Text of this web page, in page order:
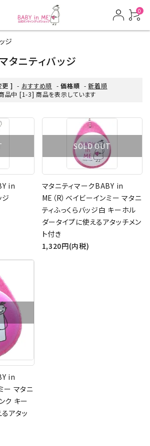
0
ジ
マタニティバッジ
更 ] - おすすめ順 -価格順 -新着順
品中 [1-3] 商品を表示しています
in
ジ
SOLD OUT
マタニティマークBABY in
ME（R）ベイビーインミー マタニ
ティふっくらバッジ白 キーホル
ダータイプに使えるアタッチメン
ト付き
1,320円(内税)
in
ー マタニ
ク キー
アタッ